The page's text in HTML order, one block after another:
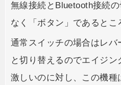
無線接続とBluetooth接続
なく「ボタン」であるとこ
通常スイッチの場合はレバ
と切り替えるのでエイジ
激しいのに対し、この機